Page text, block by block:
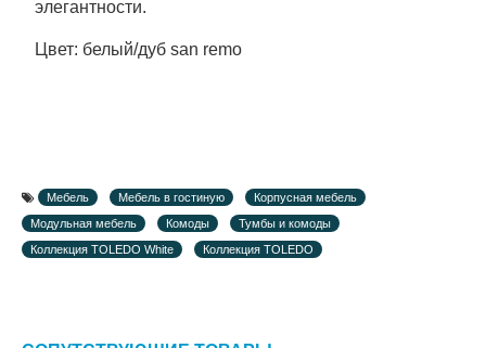
элегантности.
Цвет: белый/дуб san remo
Мебель Мебель в гостиную
Корпусная мебель
Модульная мебель
Комоды
Тумбы и комоды
Коллекция TOLEDO White
Коллекция TOLEDO